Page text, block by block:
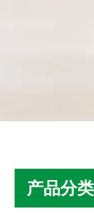
产品分类